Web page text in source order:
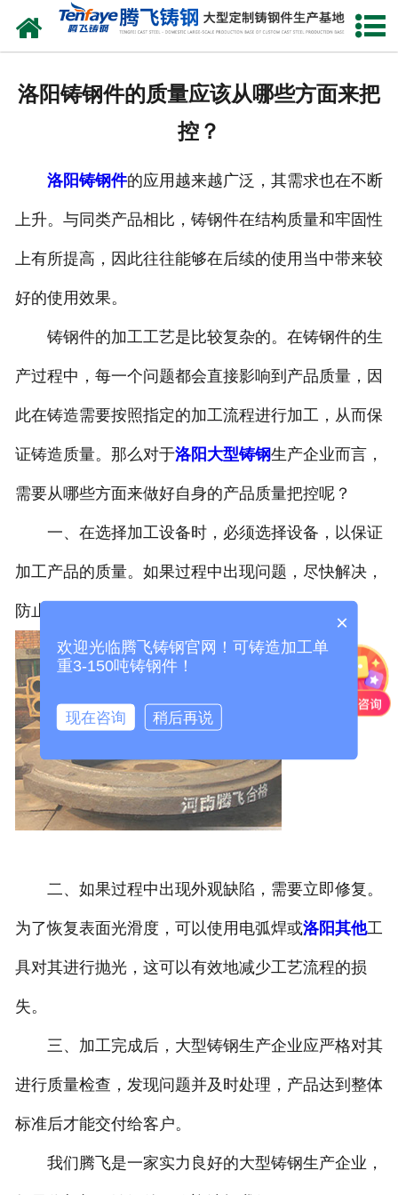
网站首页
生产能力
洛阳铸钢件的质量应该从哪些方面来把
控？
洛阳铸钢件的应用越来越广泛，其需求也在不断
上升。与同类产品相比，铸钢件在结构质量和牢固性
上有所提高，因此往往能够在后续的使用当中带来较
好的使用效果。
铸钢件的加工工艺是比较复杂的。在铸钢件的生
产过程中，每一个问题都会直接影响到产品质量，因
此在铸造需要按照指定的加工流程进行加工，从而保
证铸造质量。那么对于洛阳大型铸钢生产企业而言，
需要从哪些方面来做好自身的产品质量把控呢？
一、在选择加工设备时，必须选择设备，以保证
加工产品的质量。如果过程中出现问题，尽快解决，
防止带来更大的损失。
二、如果过程中出现外观缺陷，需要立即修复。
为了恢复表面光滑度，可以使用电弧焊或洛阳其他工
具对其进行抛光，这可以有效地减少工艺流程的损
失。
三、加工完成后，大型铸钢生产企业应严格对其
进行质量检查，发现问题并及时处理，产品达到整体
标准后才能交付给客户。
我们腾飞是一家实力良好的大型铸钢生产企业，
×
欢迎光临腾飞铸钢官网！可铸造加工单
重3-150吨铸钢件！
现在咨询 稍后再说